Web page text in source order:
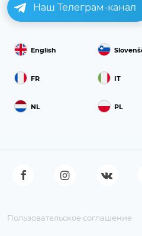
Наш Телеграм-канал
English
FR IT
NL PL
Пользовательское соглашение